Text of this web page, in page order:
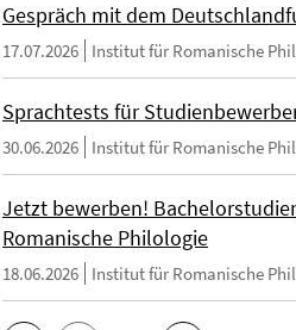
Gespräch mit dem
17.07.2026 Institut für Romanische
Sprachtests für
30.06.2026 Institut für Romanische
Jetzt bewerben!
Romanische Philologie
18.06.2026 Institut für Romanische